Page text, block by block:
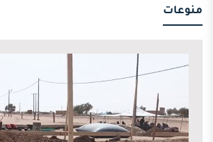
منوعات